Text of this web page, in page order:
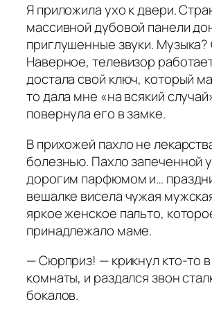
Я приложила ухо к двери.
массивной дубовой панели
приглушенные звуки.
Наверное, телевизор
достала свой ключ, который
то дала мне «на всякий
повернула его в замке.
В прихожей пахло не
болезнью. Пахло запеченной
дорогим парфюмом и…
вешалке висела чужая
яркое женское пальто,
принадлежало маме.
— Сюрприз! — крикнул кто-то
комнаты, и раздался звон
бокалов.